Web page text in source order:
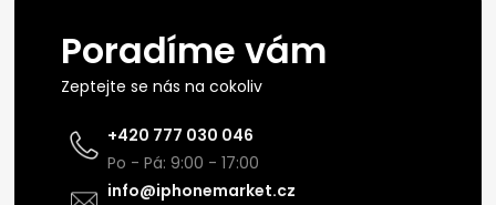
Poradíme vám
Zeptejte se nás na cokoliv
+420 777 030 046
Po - Pá: 9:00 - 17:00
info@iphonemarket.cz